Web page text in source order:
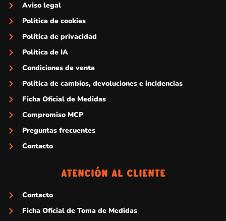
Aviso legal
Política de cookies
Política de privacidad
Política de IA
Condiciones de venta
Política de cambios, devoluciones e incidencias
Ficha Oficial de Medidas
Compromiso MCP
Preguntas frecuentes
Contacto
Atención Al Cliente
Contacto
Ficha Oficial de Toma de Medidas